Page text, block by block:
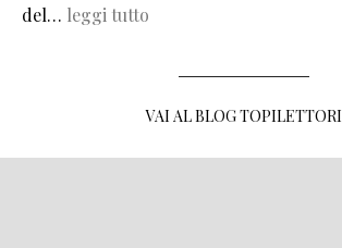
del… leggi tutto
VAI AL BLOG TOPILETTORI